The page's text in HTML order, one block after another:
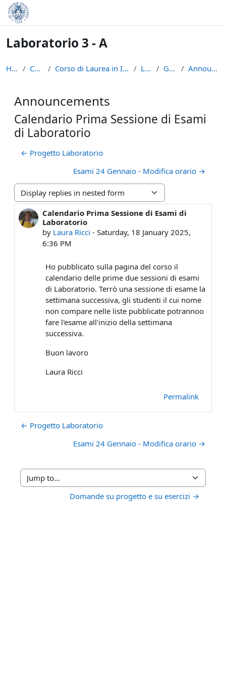
Skip to main content
Laboratorio 3 - A
Home Courses Corso di Laurea in Informatica (L-31) LAB3A General Announcements
Announcements
Calendario Prima Sessione di Esami
di Laboratorio
← Progetto Laboratorio
Esami 24 Gennaio - Modifica orario →
Display mode
Calendario Prima Sessione di Esami di
Laboratorio
by Laura Ricci - Saturday, 18 January 2025,
6:36 PM
Number of replies: 0
Ho pubblicato sulla pagina del corso il
calendario delle prime due sessioni di esami
di Laboratorio. Terrò una sessione di esame la
settimana successiva, gli studenti il cui nome
non compare nelle liste pubblicate potrannoo
fare l'esame all'inizio della settimana
successiva.
Buon lavoro
Laura Ricci
Permalink
← Progetto Laboratorio
Esami 24 Gennaio - Modifica orario →
Jump to...
Domande su progetto e su esercizi →